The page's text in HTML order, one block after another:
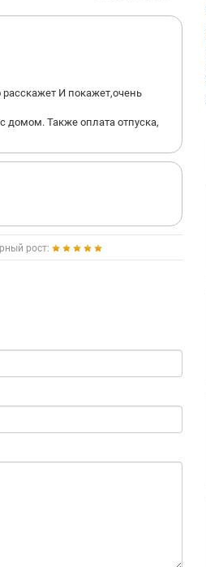
И покажет,очень
домом. Также оплата отпуска,
рост: